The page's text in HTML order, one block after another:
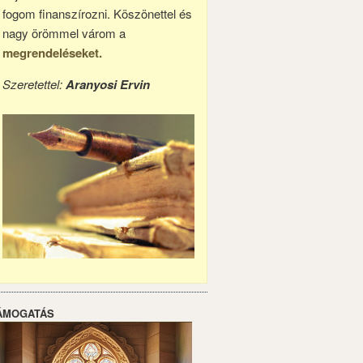
fogom finanszírozni. Köszönettel és
nagy örömmel várom a
megrendeléseket.
Szeretettel:Aranyosi Ervin